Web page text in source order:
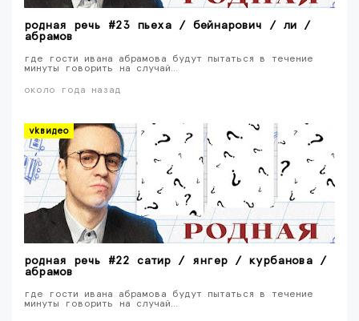
родная речь #23 пьеха / бейнарович / ли /
абрамов
где гости ивана абрамова будут пытаться в течение
минуты говорить на случай…
около года назад
vkвидео
родная речь #22 сатир / янгер / курбанова /
абрамов
где гости ивана абрамова будут пытаться в течение
минуты говорить на случай…